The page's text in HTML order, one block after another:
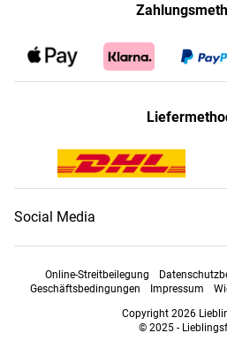
Social Media
Online-Streitbeilegung
Geschäftsbedingungen
Impressum
Copyright 2026
© 2025 -